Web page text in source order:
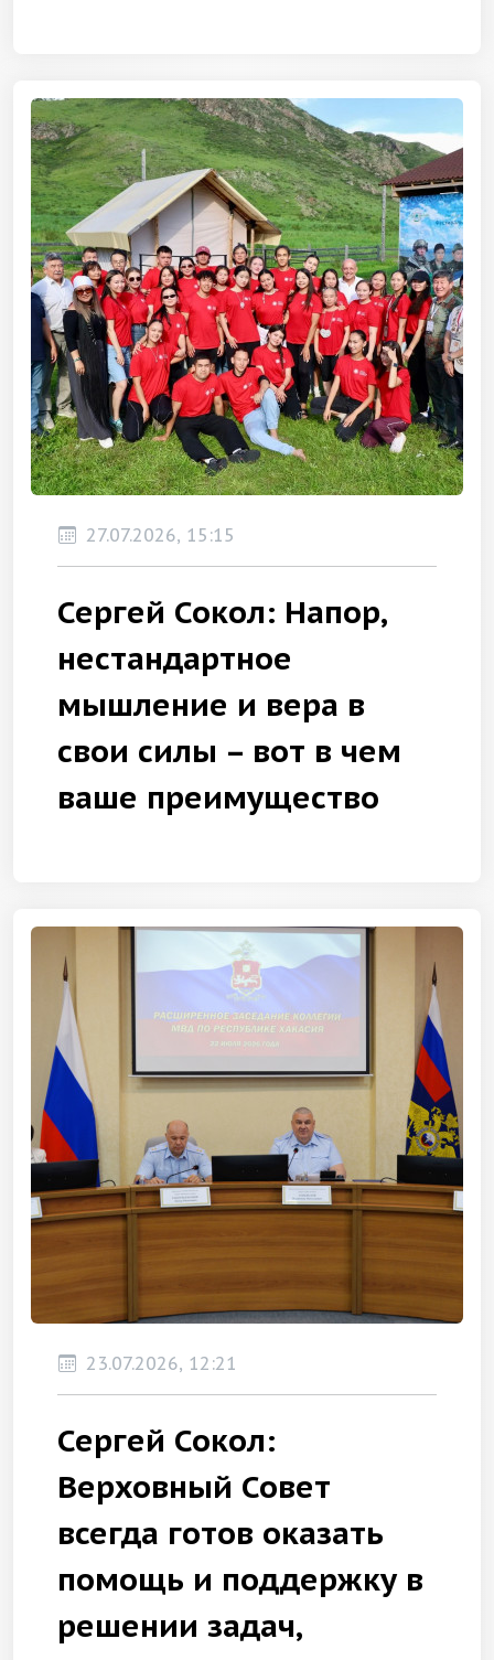
27.07.2026, 15:15
Сергей Сокол: Напор,
нестандартное
мышление и вера в
свои силы – вот в чем
ваше преимущество
23.07.2026, 12:21
Сергей Сокол:
Верховный Совет
всегда готов оказать
помощь и поддержку в
решении задач,